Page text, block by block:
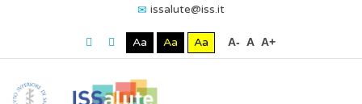
issalute@iss.it
Aa Aa Aa A- A A+